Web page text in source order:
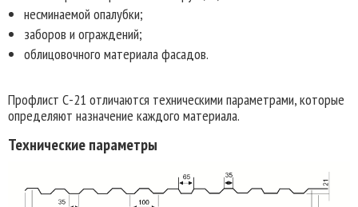
несминаемой опалубки;
заборов и ограждений;
облицовочного материала фасадов.
Профлист С-21 отличаются техническими параметрами, которые
определяют назначение каждого материала.
Технические параметры